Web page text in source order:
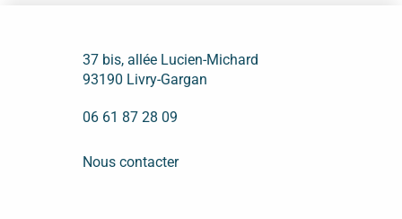
37 bis, allée Lucien-Michard
93190 Livry-Gargan
06 61 87 28 09
Nous contacter